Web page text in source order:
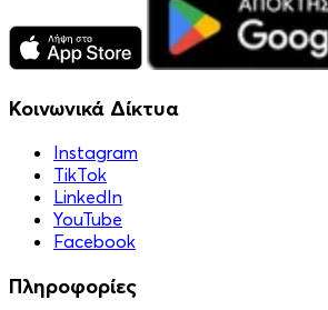
Κοινωνικά Δίκτυα
Instagram
TikTok
LinkedIn
YouTube
Facebook
Πληροφορίες